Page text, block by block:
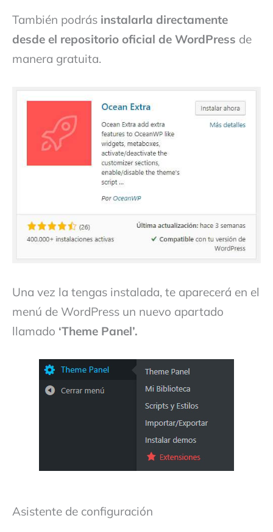
También podrás instalarla directamente
desde el repositorio oficial de WordPress de
manera gratuita.
Una vez la tengas instalada, te aparecerá en el
menú de WordPress un nuevo apartado
llamado ‘Theme Panel’.
Asistente de configuración